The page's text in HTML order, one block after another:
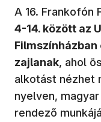
A 16. Frankofón
4-14. között az
zajlanak, ahol
alkotást nézhet
nyelven,
rendező